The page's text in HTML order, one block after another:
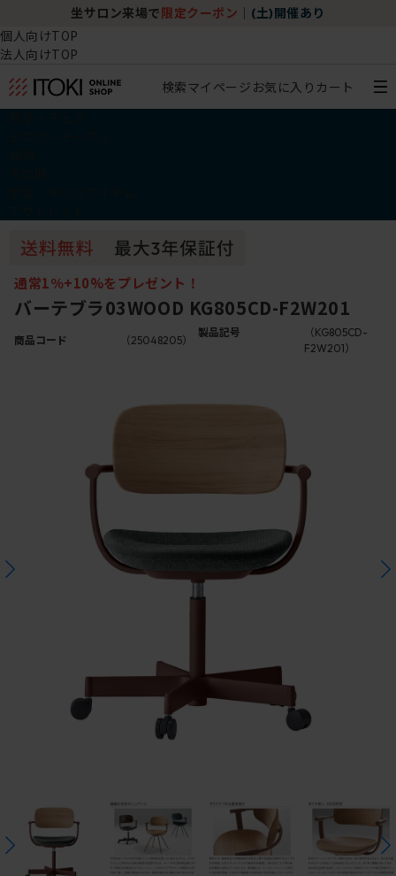
坐サロン来場で 限定クーポン (土)開催あり
個人向けTOP
法人向けTOP
検索マイページ お気に入り カート
通常1％+10%をプレゼント！
バーテブラ03WOOD KG805CD-F2W201
商品コード （25048205）
製品記号
（KG805CD-
F2W201）